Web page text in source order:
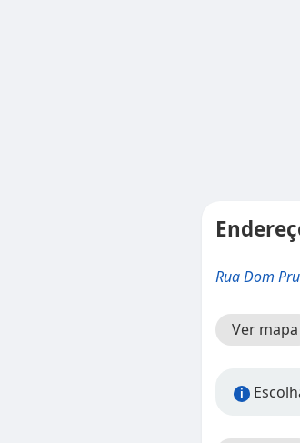
Rua Dom
Ver mapa
i